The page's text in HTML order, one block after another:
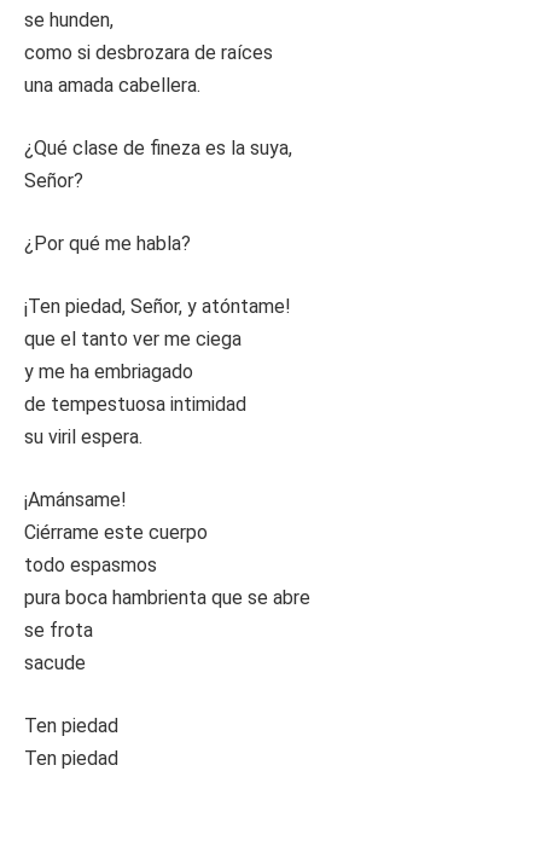
se hunden,
como si desbrozara de raíces
una amada cabellera.
¿Qué clase de fineza es la suya,
Señor?
¿Por qué me habla?
¡Ten piedad, Señor, y atóntame!
que el tanto ver me ciega
y me ha embriagado
de tempestuosa intimidad
su viril espera.
¡Amánsame!
Ciérrame este cuerpo
todo espasmos
pura boca hambrienta que se abre
se frota
sacude
Ten piedad
Ten piedad